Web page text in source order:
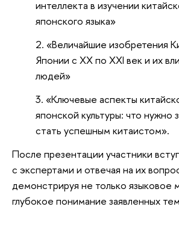
интеллекта в изучении
японского языка»
«Величайшие изобретения
Японии с XX по XXI век и их
людей»
«Ключевые аспекты
японской культуры: что нужно
стать успешным китаистом».
После презентации участники
с экспертами и отвечая на их
демонстрируя не только языковое
глубокое понимание заявленных